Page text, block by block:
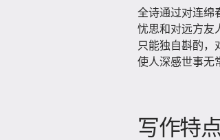
全诗通过对连绵
忧思和对远方友
只能独自斟酌，
使人深感世事无
写作特点